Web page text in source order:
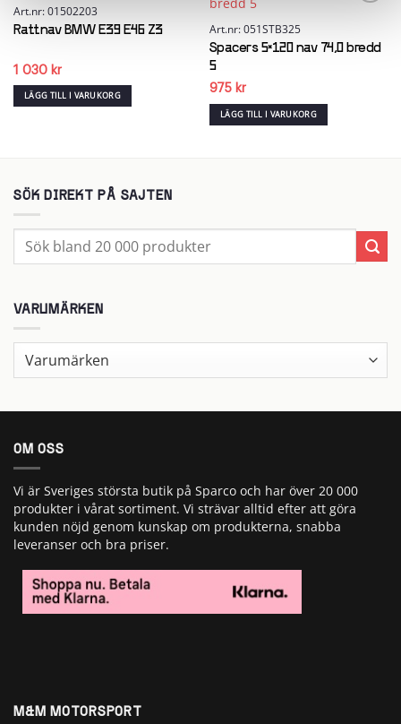
wishlist
Art.nr: 01502203
Rattnav BMW E39 E46 Z3
1 030 kr
LÄGG TILL I VARUKORG
Art.nr: 051STB325
Spacers 5×120 nav 74,0 bredd
5
975 kr
LÄGG TILL I VARUKORG
SÖK DIREKT PÅ SAJTEN
efter:
VARUMÄRKEN
OM OSS
Vi är Sveriges största butik på Sparco och har över 20 000
produkter i vårat sortiment. Vi strävar alltid efter att göra
kunden nöjd genom kunskap om produkterna, snabba
leveranser och bra priser.
M&M MOTORSPORT